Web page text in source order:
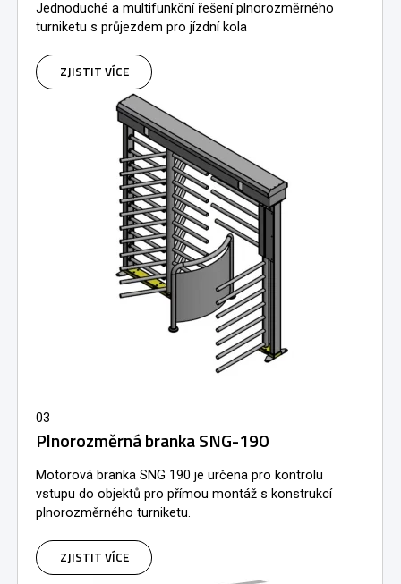
Jednoduché a multifunkční řešení plnorozměrného
turniketu s průjezdem pro jízdní kola
ZJISTIT VÍCE
03
Plnorozměrná branka SNG-190
Motorová branka SNG 190 je určena pro kontrolu
vstupu do objektů pro přímou montáž s konstrukcí
plnorozměrného turniketu.
ZJISTIT VÍCE